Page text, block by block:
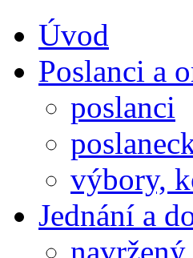
Úvod
Poslanci a
poslanci
výbory,
Jednání a
navržený